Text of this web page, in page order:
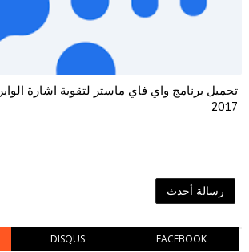
2017
رسالة أحدث
DISQUS FACEBOOK